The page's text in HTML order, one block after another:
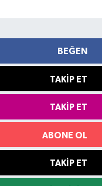
BEĞEN
TAKIP ET
TAKIP ET
ABONE OL
TAKIP ET